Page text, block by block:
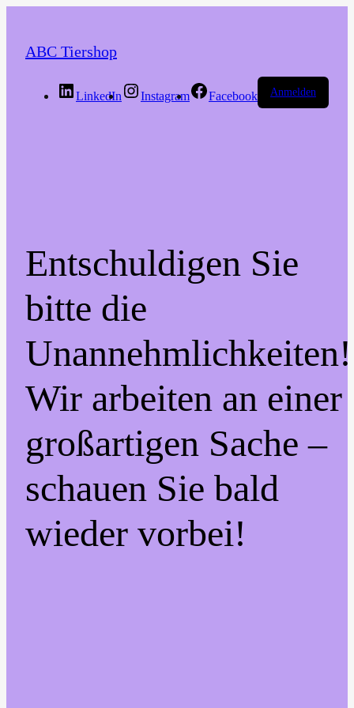
ABC Tiershop
LinkedIn Instagram Facebook Anmelden
Entschuldigen Sie
bitte die
Unannehmlichkeiten!
Wir arbeiten an einer
großartigen Sache –
schauen Sie bald
wieder vorbei!